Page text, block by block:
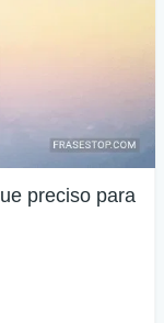
preciso para